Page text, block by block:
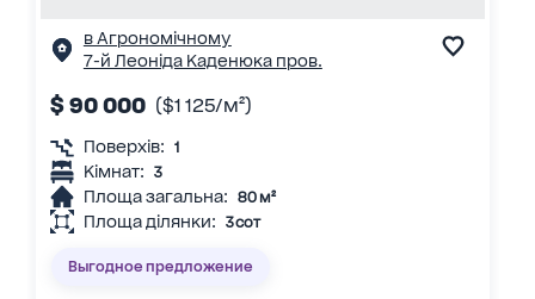
в Агрономічному
7-й Леоніда Каденюка пров.
$ 90 000 ($1 125/м²)
Поверхів: 1
Кімнат: 3
Площа загальна: 80 м²
Площа ділянки: 3 сот
Выгодное предложение